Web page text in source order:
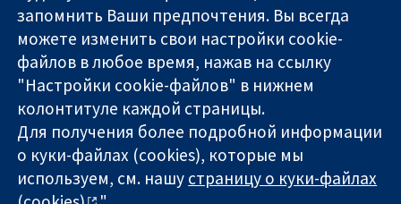
решения
Во благо
здоровья
О нас
Работа
Cochrane
Library
The Cochrane Collaboration is a charity (no. 1045921) and a
company limited by guarantee (no. 03044323) registered in
England & Wales. VAT registration number GB 718 2127 49.
запомнить Ваши предпочтения. Вы всегда
можете изменить свои настройки cookie-
файлов в любое время, нажав на ссылку
"Настройки cookie-файлов" в нижнем
колонтитуле каждой страницы.
Для получения более подробной информации
о куки-файлах (cookies), которые мы
используем, см. нашу страницу о куки-файлах